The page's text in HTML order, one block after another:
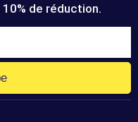
de réduction.